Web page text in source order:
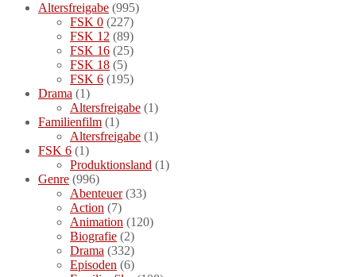
Altersfreigabe (995)
FSK 0 (227)
FSK 12 (89)
FSK 16 (25)
FSK 18 (5)
FSK 6 (195)
Drama (1)
Altersfreigabe (1)
Familienfilm (1)
Altersfreigabe (1)
FSK 6 (1)
Produktionsland (1)
Genre (996)
Abenteuer(33)
Action (7)
Animation (120)
Biografie (2)
Drama (332)
Episoden (6)